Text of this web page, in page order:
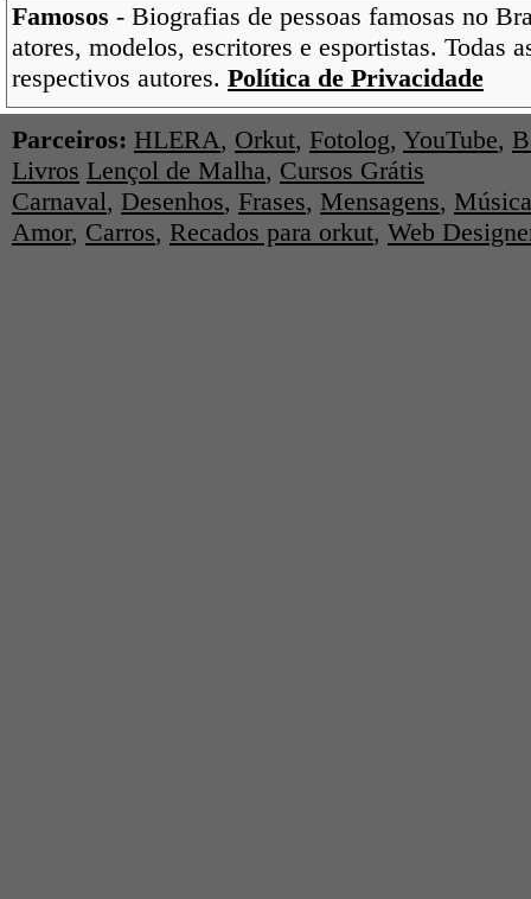
Famosos - Biografias de pessoas famosas no
atores, modelos, escritores e esportistas. Todas
respectivos autores. Política de Privacidade
Parceiros: HLERA, Orkut, Fotolog, YouTube,
Livros Lençol de Malha, Cursos Grátis
Carnaval, Desenhos, Frases, Mensagens,
Amor, Carros, Recados para orkut, Web